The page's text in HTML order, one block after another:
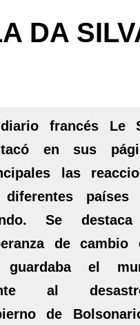
DA
francés Le
en sus
las
países
Se
de cambio
el
al
de